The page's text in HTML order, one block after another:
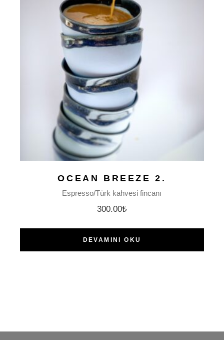
OCEAN BREEZE 2.
Espresso/Türk kahvesi fincanı
300.00₺
DEVAMINI OKU